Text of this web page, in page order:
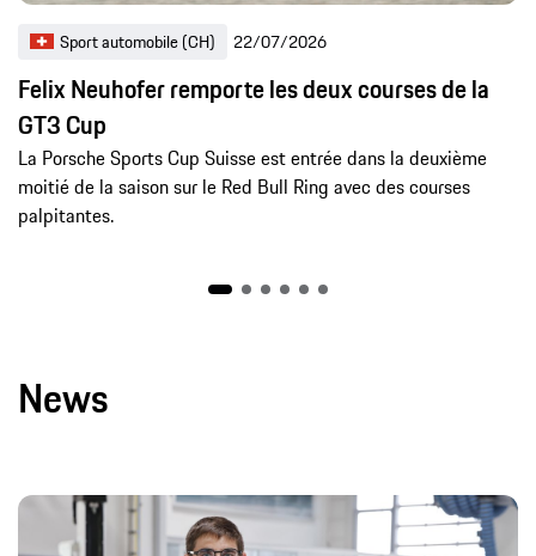
Sport automobile (CH) 22/07/2026
Felix Neuhofer remporte les deux courses de la
GT3 Cup
La Porsche Sports Cup Suisse est entrée dans la deuxième
moitié de la saison sur le Red Bull Ring avec des courses
palpitantes.
News